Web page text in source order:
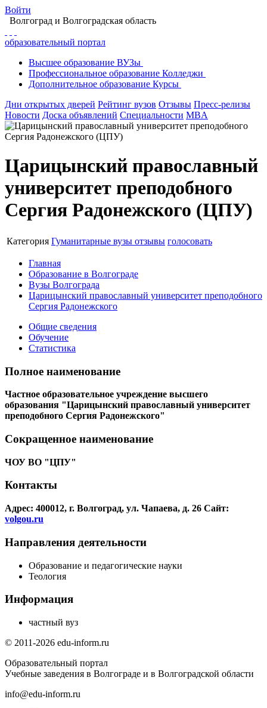
Войти
Волгоград и Волгоградская область
образовательный портал
Высшее образование ВУЗы
Профессиональное образование Колледжи
Дополнительное образование Курсы
Дни открытых дверей Рейтинг вузов Отзывы Пресс-релизы
Новости Доска объявлений Специальности MBA
Царицынский православный
университет преподобного
Сергия Радонежского (ЦПУ)
Категория Гуманитарные вузы отзывы голосовать
Главная
Образование в Волгограде
Вузы Волгограда
Царицынский православный университет преподобного
Сергия Радонежского
Общие сведения
Обучение
Статистика
Полное наименование
Частное образовательное учреждение высшего
образования "Царицынский православный университет
преподобного Сергия Радонежского"
Сокращенное наименование
ЧОУ ВО "ЦПУ"
Контакты
Адрес: 400012, г. Волгоград, ул. Чапаева, д. 26 Сайт:
volgou.ru
Направления деятельности
Образование и педагогические науки
Теология
Информация
частный вуз
© 2011-2026 edu-inform.ru
Образовательный портал
Учебные заведения в Волгограде и в Волгоградской области
info@edu-inform.ru